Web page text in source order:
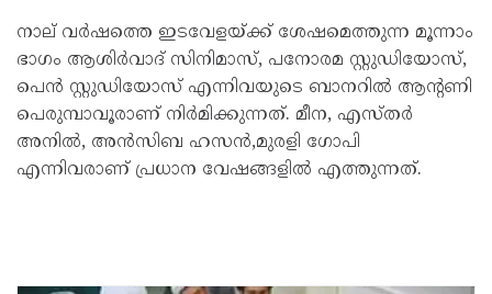
നാല് വർഷത്തെ ഇടവേളയ്ക്ക് ശേഷമെത്തുന്ന മൂന്നാം
ഭാഗം ആശിർവാദ് സിനിമാസ്, പനോരമ സ്റ്റുഡിയോസ്,
പെൻ സ്റ്റുഡിയോസ് എന്നിവയുടെ ബാനറിൽ ആന്റണി
പെരുമ്പാവൂരാണ് നിർമിക്കുന്നത്. മീന, എസ്തർ
അനിൽ, അൻസിബ ഹസൻ,മുരളി ഗോപി
എന്നിവരാണ് പ്രധാന വേഷങ്ങളിൽ എത്തുന്നത്.